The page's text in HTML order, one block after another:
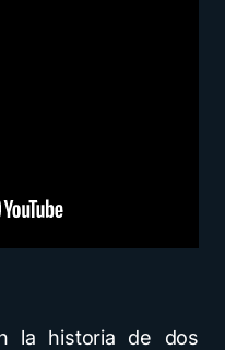
la historia de dos